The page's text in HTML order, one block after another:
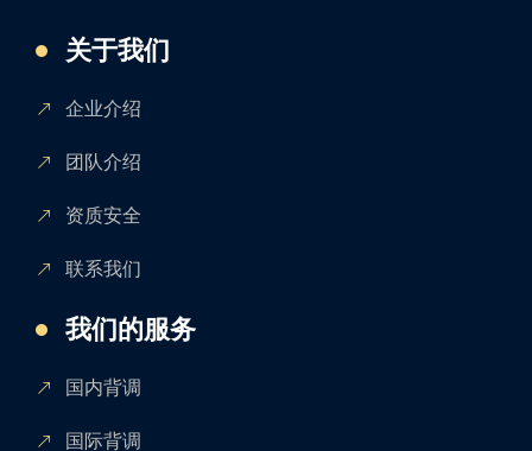
关于我们
企业介绍
团队介绍
资质安全
联系我们
我们的服务
国内背调
国际背调